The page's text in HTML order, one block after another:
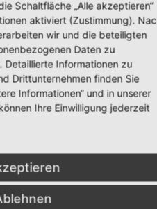
Schaltfläche „Alle akzeptieren“
aktiviert (Zustimmung).
wir und die beteiligten
Daten zu
Informationen zu
Drittunternehmen finden Sie
Informationen“ und in unserer
Ihre Einwilligung jederzeit